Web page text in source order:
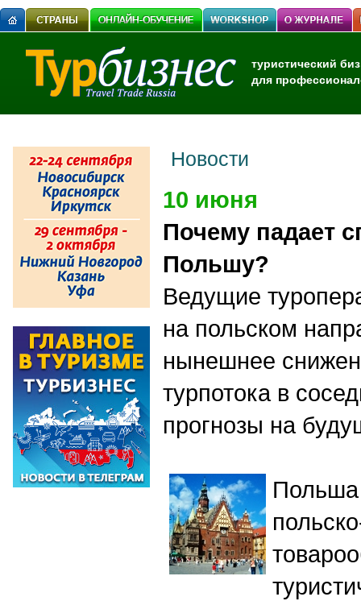
туристический
для
Новости
10 июня
Почему падает
Польшу?
Ведущие
на польском
нынешнее
турпотока в
прогнозы на